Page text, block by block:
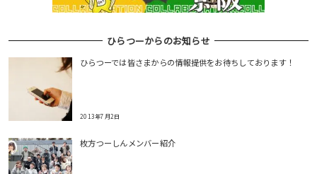
ひらつーからのお知らせ
ひらつーでは皆さまからの情報提供をお待ちしております！
2013年7月2日
枚方つーしんメンバー紹介